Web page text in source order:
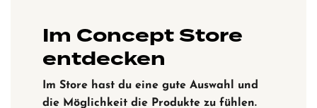
Im Concept Store
entdecken
Im Store hast du eine gute Auswahl und
die Möglichkeit die Produkte zu fühlen.